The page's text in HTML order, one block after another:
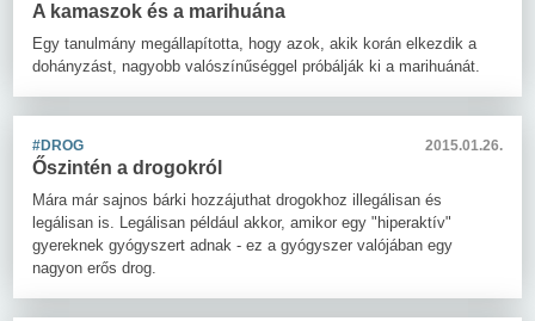
A kamaszok és a marihuána
Egy tanulmány megállapította, hogy azok, akik korán elkezdik a
dohányzást, nagyobb valószínűséggel próbálják ki a marihuánát.
#DROG 2015.01.26.
Őszintén a drogokról
Mára már sajnos bárki hozzájuthat drogokhoz illegálisan és
legálisan is. Legálisan például akkor, amikor egy "hiperaktív"
gyereknek gyógyszert adnak - ez a gyógyszer valójában egy
nagyon erős drog.